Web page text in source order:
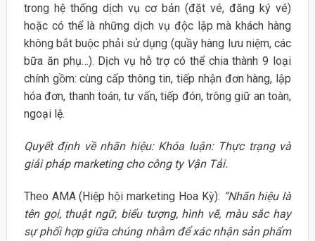
trong hệ thống dịch vụ cơ bản (đặt vé, đăng ký vé)
hoặc có thể là những dịch vụ độc lập mà khách hàng
không bắt buộc phải sử dụng (quầy hàng lưu niệm, các
bữa ăn phụ…). Dịch vụ hỗ trợ có thể chia thành 9 loại
chính gồm: cùng cấp thông tin, tiếp nhận đơn hàng, lập
hóa đơn, thanh toán, tư vấn, tiếp đón, trông giữ an toàn,
ngoại lệ.
Quyết định về nhãn hiệu: Khóa luận: Thực trạng và
giải pháp marketing cho công ty Vận Tải.
Theo AMA (Hiệp hội marketing Hoa Kỳ): “Nhãn hiệu là
tên gọi, thuật ngữ, biểu tượng, hình vẽ, màu sắc hay
sự phối hợp giữa chúng nhằm để xác nhận sản phẩm